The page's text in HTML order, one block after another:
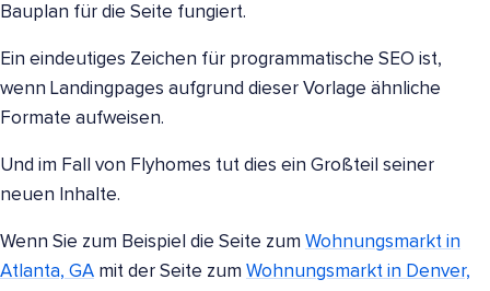
Bauplan für die Seite fungiert.
Ein eindeutiges Zeichen für programmatische SEO ist,
wenn Landingpages aufgrund dieser Vorlage ähnliche
Formate aufweisen.
Und im Fall von Flyhomes tut dies ein Großteil seiner
neuen Inhalte.
Wenn Sie zum Beispiel die Seite zum Wohnungsmarkt in
Atlanta, GA mit der Seite zum Wohnungsmarkt in Denver,